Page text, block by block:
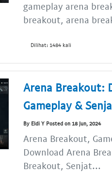
gameplay arena
breakout, arena
Dilihat: 1484 kali
Arena Breakout:
Gameplay &
By Eldi Y Posted on 18 Jun, 2024
Arena Breakout,
Download Arena
Breakout, Senjat...